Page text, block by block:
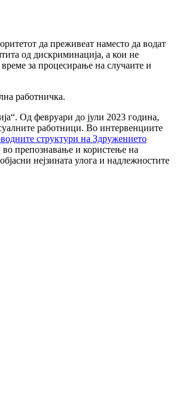
да преживеат наместо да водат
од дискриминација, а кои не
за процесирање на случаите и
работничка.
Од февруари до јули 2023 година,
работници. Во интервенциите
структури на Здружението
во препознавање и користење на
нејзината улога и надлежностите